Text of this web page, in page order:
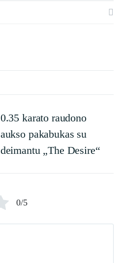
0.35 karato raudono
aukso pakabukas su
deimantu „The Desire“
0/5